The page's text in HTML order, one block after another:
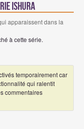
Ishura
apparaissent dans la
à cette série.
temporairement car
qui ralentit
commentaires